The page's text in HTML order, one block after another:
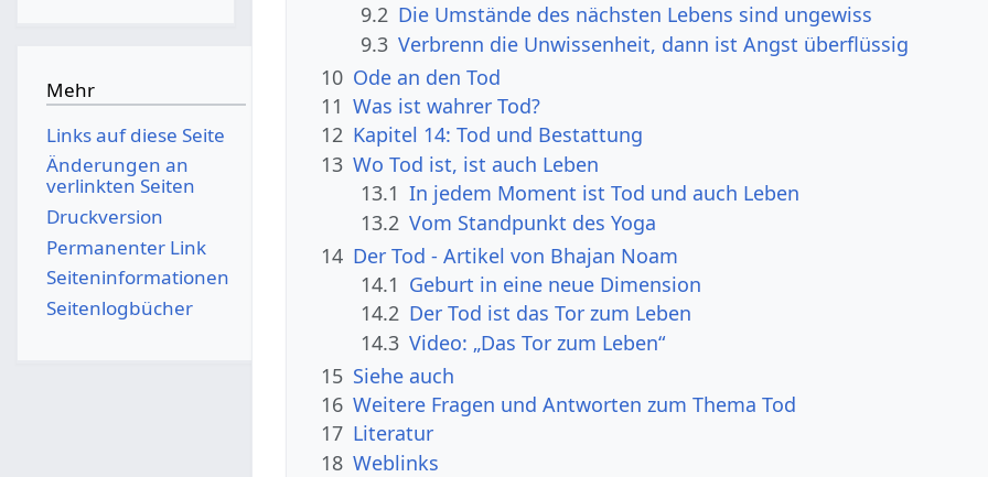
9.2 Die Umstände des nächsten Lebens sind ungewiss
9.3 Verbrenn die Unwissenheit, dann ist Angst überflüssig
10 Ode an den Tod
11 Was ist wahrer Tod?
12 Kapitel 14: Tod und Bestattung
13 Wo Tod ist, ist auch Leben
13.1 In jedem Moment ist Tod und auch Leben
13.2 Vom Standpunkt des Yoga
14 Der Tod - Artikel von Bhajan Noam
14.1 Geburt in eine neue Dimension
14.2 Der Tod ist das Tor zum Leben
14.3 Video: „Das Tor zum Leben“
15 Siehe auch
16 Weitere Fragen und Antworten zum Thema Tod
17 Literatur
18 Weblinks
Mehr
Links auf diese Seite
Änderungen an
verlinkten Seiten
Druckversion
Permanenter Link
Seiten­­informationen
Seitenlogbücher